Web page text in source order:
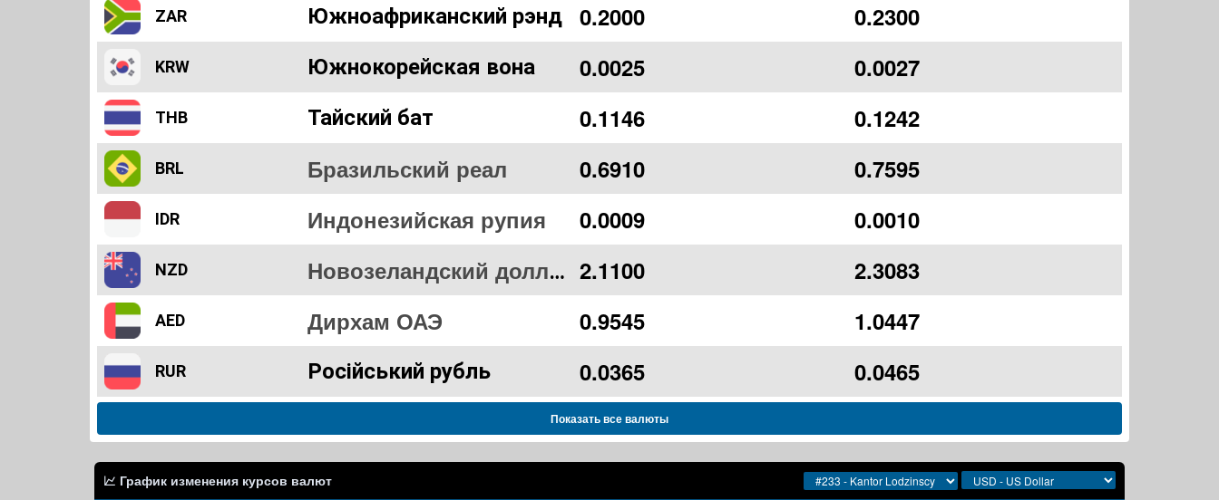
ZAR Южноафриканский рэнд 0.2000 0.2300
KRW Южнокорейская вона 0.0025 0.0027
THB Тайский бат 0.1146 0.1242
BRL Бразильский реал 0.6910 0.7595
IDR Индонезийская рупия 0.0009 0.0010
NZD Новозеландский доллар 2.1100 2.3083
AED Дирхам ОАЭ 0.9545 1.0447
RUR Російський рубль 0.0365 0.0465
Показать все валюты
График изменения курсов валют